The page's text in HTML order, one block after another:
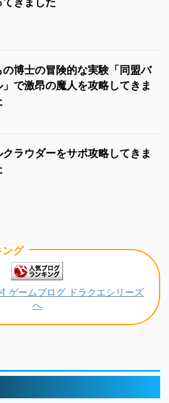
の博士の冒険的な実験「同盟バ
」で激昂の魔人を攻略してきま
クラウダーをサポ攻略してきま
ング